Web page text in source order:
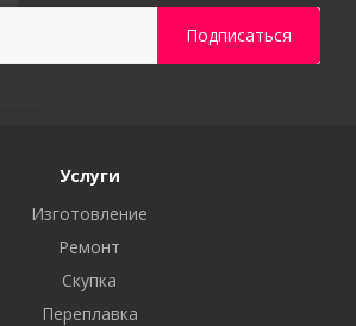
Услуги
Изготовление
Ремонт
Скупка
Переплавка